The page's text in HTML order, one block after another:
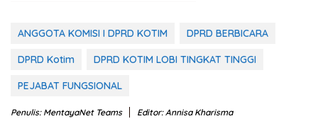
ANGGOTA KOMISI I DPRD KOTIM DPRD BERBICARA
DPRD Kotim DPRD KOTIM LOBI TINGKAT TINGGI
PEJABAT FUNGSIONAL
Penulis: MentayaNet Teams Editor: Annisa Kharisma